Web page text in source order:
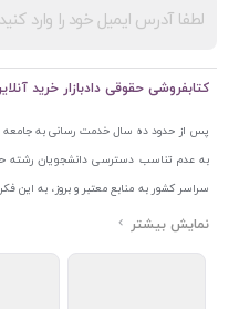
کتابفروشی حقوقی دادبازار خرید
پس از حدود ده سال خدمت رسانی به جامعه
به عدم تناسب دسترسی دانشجویان رشته
سراسر کشور به منابع معتبر و بروز، به این
ای اختبار خدمتی جدید به جامعه حقوقی